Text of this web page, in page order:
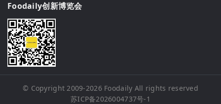
Foodaily创新博览会
© Copyright 2009-2026 Foodaily All rights reserved
苏ICP备2026004737号-1